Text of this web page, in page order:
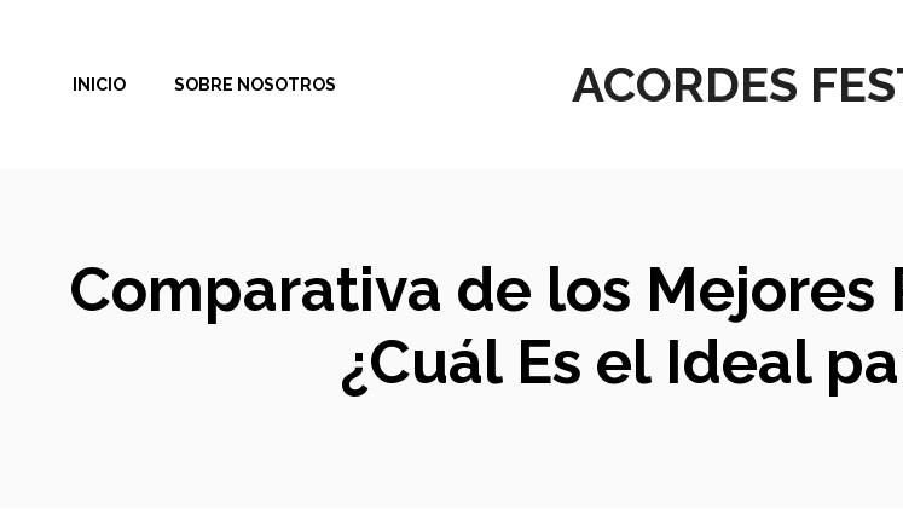
contenido
ACORDES
INICIO SOBRE NOSOTROS
Comparativa de los Mejores
¿Cuál Es el Ideal